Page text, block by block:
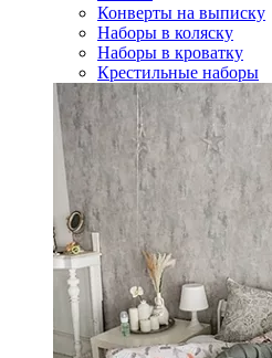
Конверты на выписку
Наборы в коляску
Наборы в кроватку
Крестильные наборы